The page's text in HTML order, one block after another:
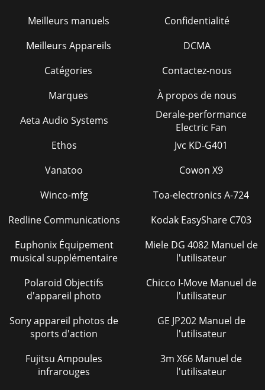
Meilleurs manuels
Meilleurs Appareils
Catégories
Marques
Confidentialité
DCMA
Contactez-nous
À propos de nous
Aeta Audio Systems
Ethos
Vanatoo
Winco-mfg
Redline Communications
Euphonix Équipement
musical supplémentaire
Polaroid Objectifs
d'appareil photo
Sony appareil photos de
sports d'action
Fujitsu Ampoules
infrarouges
Derale-performance
Electric Fan
Jvc KD-G401
Cowon X9
Toa-electronics A-724
Kodak EasyShare C703
Miele DG 4082 Manuel de
l'utilisateur
Chicco I-Move Manuel de
l'utilisateur
GE JP202 Manuel de
l'utilisateur
3m X66 Manuel de
l'utilisateur